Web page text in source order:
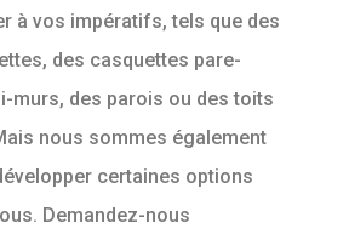
à vos impératifs, tels que des
des casquettes pare-
murs, des parois ou des toits
nous sommes également
certaines options
Demandez-nous